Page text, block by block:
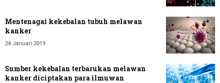
Mentenagai kekebalan tubuh melawan
kanker
24 Januari 2019
Sumber kekebalan terbarukan melawan
kanker diciptakan para ilmuwan